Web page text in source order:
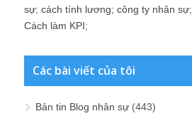
sự; cách tính lương; công ty nhân sự;
Cách làm KPI;
Các bài viết của tôi
Bản tin Blog nhân sự (443)